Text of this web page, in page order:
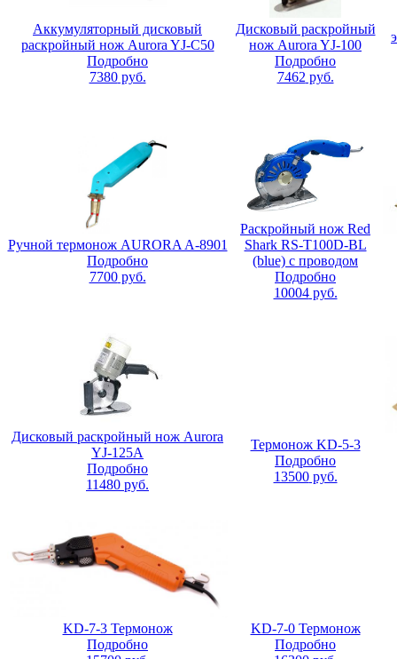
Аккумуляторный дисковый
раскройный нож Aurora YJ-C50
Подробно
7380руб.
Дисковый раскройный
нож Aurora YJ-100
Подробно
7462 руб.
Ручной термонож AURORA A-8901
Подробно
7700руб.
Раскройный нож Red
Shark RS-T100D-BL
(blue) с проводом
Подробно
10004руб.
Дисковый раскройный нож Aurora
YJ-125A
Подробно
11480 руб.
Термонож KD-5-3
Подробно
13500руб.
KD-7-3 Термонож
Подробно
KD-7-0 Термонож
Подробно